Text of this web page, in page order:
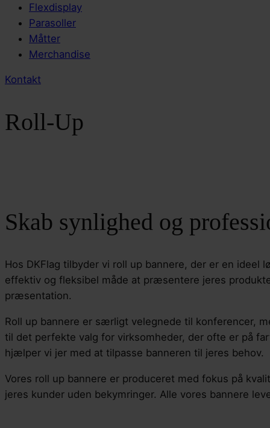
Flexdisplay
Parasoller
Måtter
Merchandise
Kontakt
Roll-Up
Skab synlighed og
Hos DKFlag tilbyder vi roll up bannere, der er en ideel
effektiv og fleksibel måde at præsentere jeres
præsentation.
Roll up bannere er særligt velegnede til konferencer,
til det perfekte valg for virksomheder, der ofte er på
hjælper vi jer med at tilpasse banneren til jeres behov.
Vores roll up bannere er produceret med fokus på
jeres kunder uden bekymringer. Alle vores bannere